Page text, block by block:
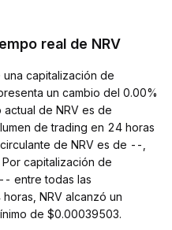
real de NRV
capitalización de
un cambio del 0.00%
actual de NRV es de
de trading en 24 horas
de NRV es de --,
capitalización de
entre todas las
NRV alcanzó un
de $0.00039503.